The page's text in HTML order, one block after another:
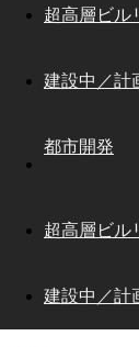
超高層ビル
建設中／計
都市開発
超高層ビル
建設中／計